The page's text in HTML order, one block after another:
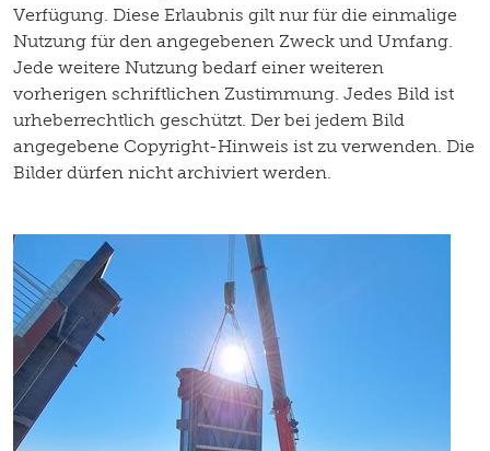
Verfügung. Diese Erlaubnis gilt nur für die einmalige
Nutzung für den angegebenen Zweck und Umfang.
Jede weitere Nutzung bedarf einer weiteren
vorherigen schriftlichen Zustimmung. Jedes Bild ist
urheberrechtlich geschützt. Der bei jedem Bild
angegebene Copyright-Hinweis ist zu verwenden. Die
Bilder dürfen nicht archiviert werden.